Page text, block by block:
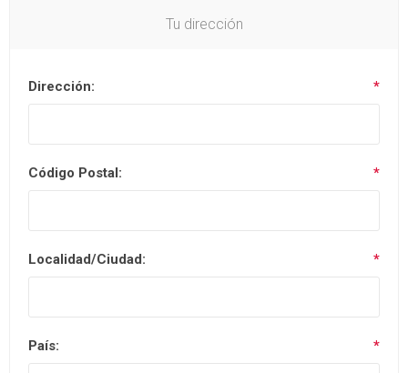
Tu dirección
Dirección: *
Código Postal: *
Localidad/Ciudad: *
País: *